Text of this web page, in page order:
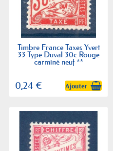
Timbre France Taxes Yvert
33 Type Duval 30c Rouge
carminé neuf **
0,24 € Ajouter